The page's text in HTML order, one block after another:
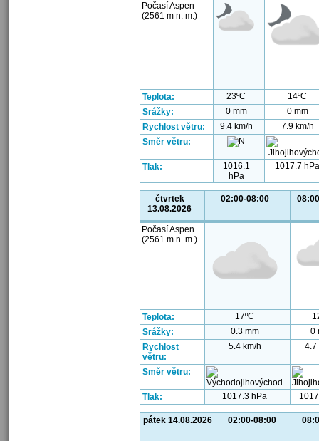
Počasí Aspen
(2561 m n. m.)
Teplota: 23ºC
14ºC
Srážky:
0 mm
0 mm
Rychlost větru:
9.4 km/h
7.9 km/h
Směr větru:
Tlak:
1016.1
hPa
1017.7 hPa
čtvrtek
13.08.2026
02:00-08:00
Počasí Aspen
(2561 m n. m.)
Teplota: 17ºC
Srážky:
0.3 mm
0
Rychlost
větru:
5.4 km/h 4.7
Směr větru:
Tlak: 1017.3 hPa
pátek 14.08.2026 02:00-08:00